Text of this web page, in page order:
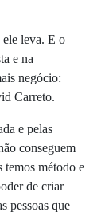
ele leva. E o
e na
negócio:
Carreto.
e pelas
conseguem
temos método e
de criar
pessoas que